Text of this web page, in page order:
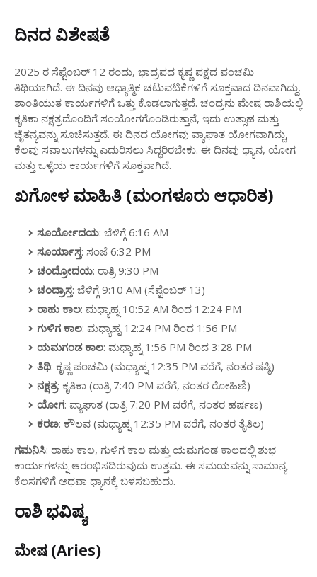
ದಿನದ ವಿಶೇಷತೆ
2025 ರ ಸೆಪ್ಟೆಂಬರ್ 12 ರಂದು, ಭಾದ್ರಪದ ಕೃಷ್ಣ ಪಕ್ಷದ ಪಂಚಮಿ
ತಿಥಿಯಾಗಿದೆ. ಈ ದಿನವು ಆಧ್ಯಾತ್ಮಿಕ ಚಟುವಟಿಕೆಗಳಿಗೆ ಸೂಕ್ತವಾದ ದಿನವಾಗಿದ್ದು,
ಶಾಂತಿಯುತ ಕಾರ್ಯಗಳಿಗೆ ಒತ್ತು ಕೊಡಲಾಗುತ್ತದೆ. ಚಂದ್ರನು ಮೇಷ ರಾಶಿಯಲ್ಲಿ
ಕೃತಿಕಾ ನಕ್ಷತ್ರದೊಂದಿಗೆ ಸಂಯೋಗಗೊಂಡಿರುತ್ತಾನೆ, ಇದು ಉತ್ಸಾಹ ಮತ್ತು
ಚೈತನ್ಯವನ್ನು ಸೂಚಿಸುತ್ತದೆ. ಈ ದಿನದ ಯೋಗವು ವ್ಯಾಘಾತ ಯೋಗವಾಗಿದ್ದು,
ಕೆಲವು ಸವಾಲುಗಳನ್ನು ಎದುರಿಸಲು ಸಿದ್ಧರಿರಬೇಕು. ಈ ದಿನವು ಧ್ಯಾನ, ಯೋಗ
ಮತ್ತು ಒಳ್ಳೆಯ ಕಾರ್ಯಗಳಿಗೆ ಸೂಕ್ತವಾಗಿದೆ.
ಖಗೋಳ ಮಾಹಿತಿ (ಮಂಗಳೂರು ಆಧಾರಿತ)
ಸೂರ್ಯೋದಯ: ಬೆಳಿಗ್ಗೆ 6:16 AM
ಸೂರ್ಯಾಸ್ತ: ಸಂಜೆ 6:32 PM
ಚಂದ್ರೋದಯ: ರಾತ್ರಿ 9:30 PM
ಚಂದ್ರಾಸ್ತ: ಬೆಳಿಗ್ಗೆ 9:10 AM (ಸೆಪ್ಟೆಂಬರ್ 13)
ರಾಹು ಕಾಲ: ಮಧ್ಯಾಹ್ನ 10:52 AM ರಿಂದ 12:24 PM
ಗುಳಿಗ ಕಾಲ: ಮಧ್ಯಾಹ್ನ 12:24 PM ರಿಂದ 1:56 PM
ಯಮಗಂಡ ಕಾಲ: ಮಧ್ಯಾಹ್ನ 1:56 PM ರಿಂದ 3:28 PM
ತಿಥಿ: ಕೃಷ್ಣ ಪಂಚಮಿ (ಮಧ್ಯಾಹ್ನ 12:35 PM ವರೆಗೆ, ನಂತರ ಷಷ್ಠಿ)
ನಕ್ಷತ್ರ: ಕೃತಿಕಾ (ರಾತ್ರಿ 7:40 PM ವರೆಗೆ, ನಂತರ ರೋಹಿಣಿ)
ಯೋಗ: ವ್ಯಾಘಾತ (ರಾತ್ರಿ 7:20 PM ವರೆಗೆ, ನಂತರ ಹರ್ಷಣ)
ಕರಣ: ಕೌಲವ (ಮಧ್ಯಾಹ್ನ 12:35 PM ವರೆಗೆ, ನಂತರ ತೈತಿಲ)
ಗಮನಿಸಿ: ರಾಹು ಕಾಲ, ಗುಳಿಗ ಕಾಲ ಮತ್ತು ಯಮಗಂಡ ಕಾಲದಲ್ಲಿ ಶುಭ
ಕಾರ್ಯಗಳನ್ನು ಆರಂಭಿಸದಿರುವುದು ಉತ್ತಮ. ಈ ಸಮಯವನ್ನು ಸಾಮಾನ್ಯ
ಕೆಲಸಗಳಿಗೆ ಅಥವಾ ಧ್ಯಾನಕ್ಕೆ ಬಳಸಬಹುದು.
ರಾಶಿ ಭವಿಷ್ಯ
ಮೇಷ (Aries)